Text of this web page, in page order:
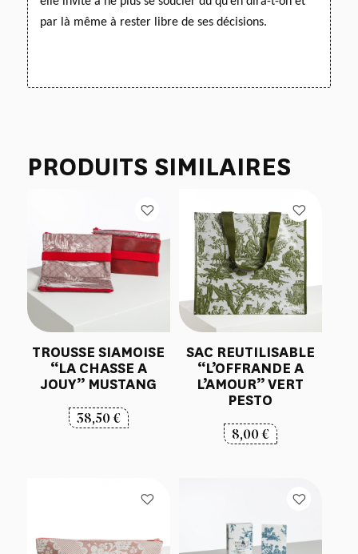
par là même à rester libre de ses décisions.
PRODUITS SIMILAIRES
TROUSSE SIAMOISE
“LA CHASSE A
JOUY” MUSTANG
38,50€
SAC REUTILISABLE
“L’OFFRANDE A
L’AMOUR” VERT
PESTO
8,00€